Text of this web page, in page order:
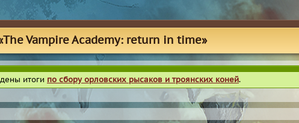
Vampire Academy: return in time»
итоги по сбору орловских рысаков и троянских коней.